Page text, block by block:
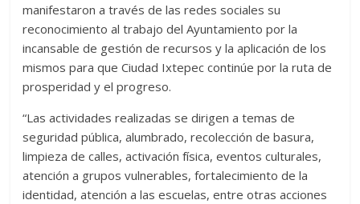
manifestaron a través de las redes sociales su
reconocimiento al trabajo del Ayuntamiento por la
incansable de gestión de recursos y la aplicación de los
mismos para que Ciudad Ixtepec continúe por la ruta de
prosperidad y el progreso.
“Las actividades realizadas se dirigen a temas de
seguridad pública, alumbrado, recolección de basura,
limpieza de calles, activación física, eventos culturales,
atención a grupos vulnerables, fortalecimiento de la
identidad, atención a las escuelas, entre otras acciones